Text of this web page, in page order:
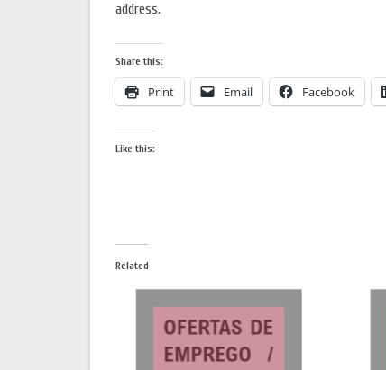
address.
Share this:
Print Email Facebook
Like this:
Related